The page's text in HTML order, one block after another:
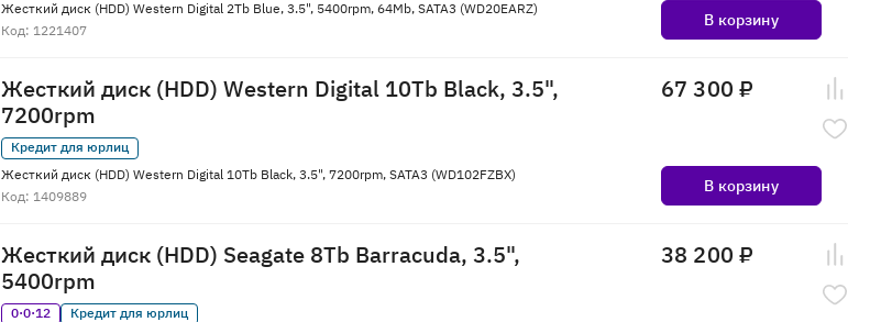
Жесткий диск (HDD) Western Digital 2Tb Blue, 3.5", 5400rpm, 64Mb, SATA3 (WD20EARZ)
Код: 1221407
В корзину
Жесткий диск (HDD) Western Digital 10Tb Black, 3.5",
7200rpm
Кредит для юрлиц
Жесткий диск (HDD) Western Digital 10Tb Black, 3.5", 7200rpm, SATA3 (WD102FZBX)
Код: 1409889
67 300 ₽
В корзину
Жесткий диск (HDD) Seagate 8Tb Barracuda, 3.5",
5400rpm
0·0·12
Кредит для юрлиц
38 200 ₽